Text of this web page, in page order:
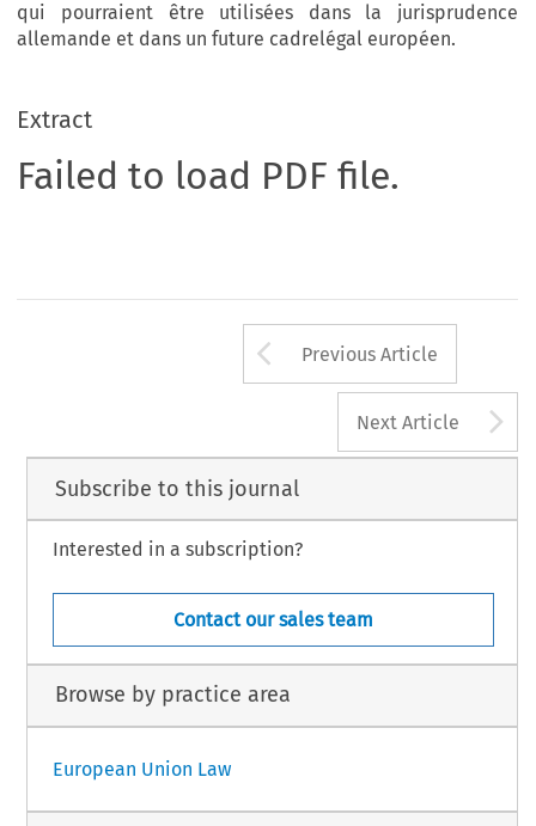
qui pourraient être utilisées dans la jurisprudence
allemande et dans un future cadrelégal européen.
Extract
Failed to load PDF file.
Arrow button
Previous Article
Next Article
Subscribe to this journal
Interested in a subscription?
Contact our sales team
Browse by practice area
European Union Law